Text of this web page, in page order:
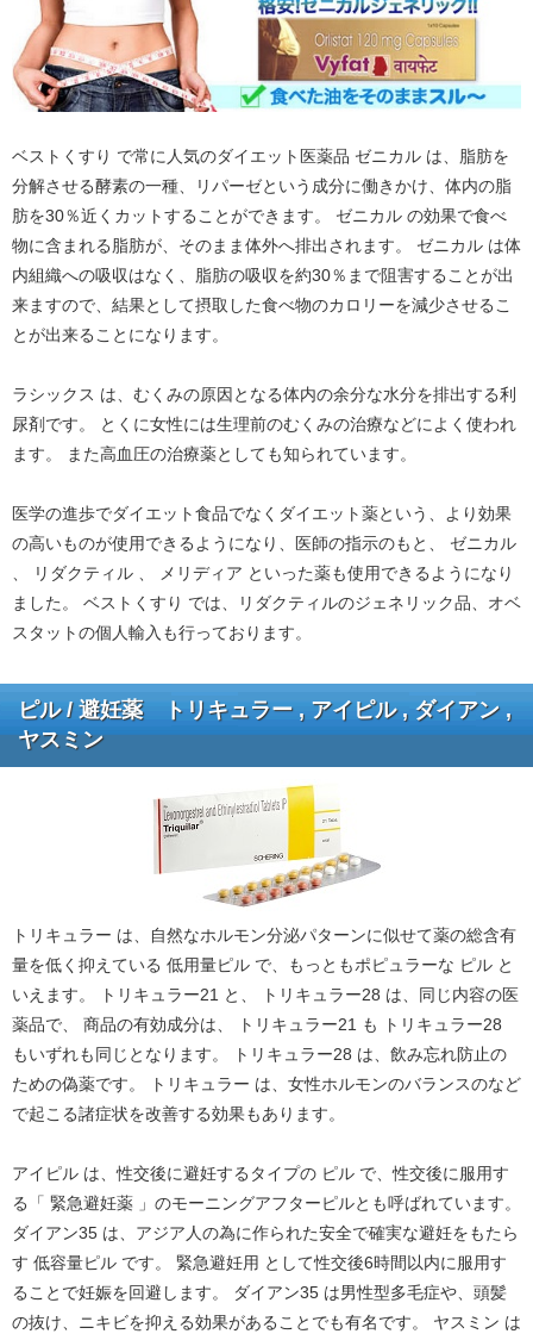
ベストくすり で常に人気のダイエット医薬品 ゼニカル は、脂肪を
分解させる酵素の一種、リパーゼという成分に働きかけ、体内の脂
肪を30％近くカットすることができます。 ゼニカル の効果で食べ
物に含まれる脂肪が、そのまま体外へ排出されます。 ゼニカル は体
内組織への吸収はなく、脂肪の吸収を約30％まで阻害することが出
来ますので、結果として摂取した食べ物のカロリーを減少させるこ
とが出来ることになります。
ラシックス は、むくみの原因となる体内の余分な水分を排出する利
尿剤です。 とくに女性には生理前のむくみの治療などによく使われ
ます。 また高血圧の治療薬としても知られています。
医学の進歩でダイエット食品でなくダイエット薬という、より効果
の高いものが使用できるようになり、医師の指示のもと、 ゼニカル
、 リダクティル 、 メリディア といった薬も使用できるようになり
ました。 ベストくすり では、リダクティルのジェネリック品、オベ
スタットの個人輸入も行っております。
ピル / 避妊薬 トリキュラー , アイピル , ダイアン ,
ヤスミン
トリキュラー は、自然なホルモン分泌パターンに似せて薬の総含有
量を低く抑えている 低用量ピル で、もっともポピュラーな ピル と
いえます。 トリキュラー21 と、 トリキュラー28 は、同じ内容の医
薬品で、 商品の有効成分は、 トリキュラー21 も トリキュラー28
もいずれも同じとなります。 トリキュラー28 は、飲み忘れ防止の
ための偽薬です。 トリキュラー は、女性ホルモンのバランスのなど
で起こる諸症状を改善する効果もあります。
アイピル は、性交後に避妊するタイプの ピル で、性交後に服用す
る「 緊急避妊薬 」のモーニングアフターピルとも呼ばれています。
ダイアン35 は、アジア人の為に作られた安全で確実な避妊をもたら
す 低容量ピル です。 緊急避妊用 として性交後6時間以内に服用す
ることで妊娠を回避します。 ダイアン35 は男性型多毛症や、頭髪
の抜け、ニキビを抑える効果があることでも有名です。 ヤスミン は